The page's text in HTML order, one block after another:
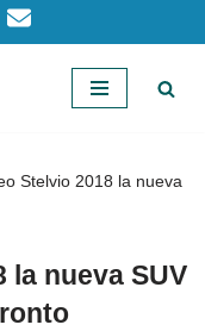
Stelvio 2018 la nueva
la nueva SUV